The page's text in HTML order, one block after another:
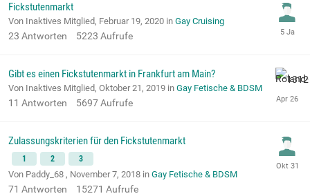
Fickstutenmarkt
Von Inaktives Mitglied, Februar 19, 2020 in Gay Cruising
23 Antworten 5223 Aufrufe
Gibt es einen Fickstutenmarkt in Frankfurt am Main?
Von Inaktives Mitglied, Oktober 21, 2019 in Gay Fetische & BDSM
11 Antworten 5697Aufrufe
Zulassungskriterien für den Fickstutenmarkt
1 2 3
Von Paddy_68 , November 7, 2018 in Gay Fetische & BDSM
71 Antworten 15271 Aufrufe